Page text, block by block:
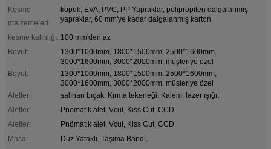
Kesme
malzemeleri:
köpük, EVA, PVC, PP Yapraklar, polipropilen dalgalanmış
yapraklar, 60 mm'ye kadar dalgalanmış karton
kesme kalınlığı: 100 mm'den az
Boyut:
1300*1000mm, 1800*1500mm, 2500*1600mm,
3000*1600mm, 3000*2000mm, müşteriye özel
Boyut:
1300*1000mm, 1800*1500mm, 2500*1600mm,
3000*1600mm, 3000*2000mm, müşteriye özel
Aletler:
salınan bıçak, Kırma tekerleği, Kalem, lazer ışığı,
Aletler:
Pnömatik alet, Vcut, Kiss Cut, CCD
Aletler:
Pnömatik alet, Vcut, Kiss Cut, CCD
Masa:
Düz Yataklı, Taşıma Bandı,